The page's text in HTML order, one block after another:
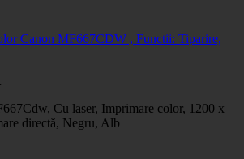
Canon MF667CDW , Functii: Tiparire,
Cu laser, Imprimare color, 1200 x
directă, Negru, Alb